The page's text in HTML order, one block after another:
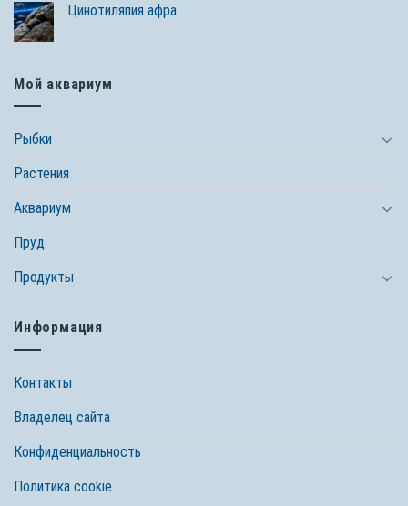
Цинотиляпия афра
Мой аквариум
Рыбки
Растения
Аквариум
Пруд
Продукты
Информация
Контакты
Владелец сайта
Конфиденциальность
Политика cookie